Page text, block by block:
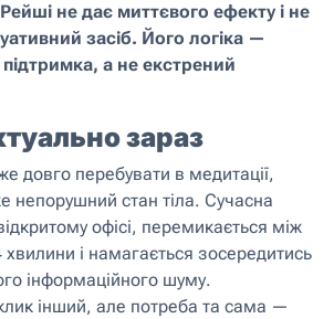
не дає миттєвого ефекту і не
засіб. Його логіка —
а не екстрений
зараз
довго перебувати в медитації,
непорушний стан тіла. Сучасна
офісі, перемикається між
і намагається зосередитись
інформаційного шуму.
інший, але потреба та сама —